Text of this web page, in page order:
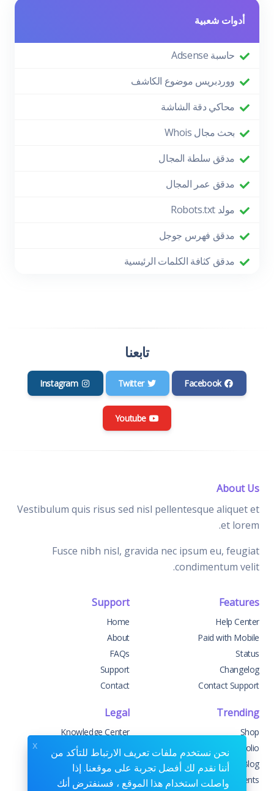
أدوات شعبية
حاسبة Adsense
ووردبريس موضوع الكاشف
محاكي دقة الشاشة
بحث مجال Whois
مدقق سلطة المجال
مدقق عمر المجال
مولد Robots.txt
مدقق فهرس جوجل
مدقق كثافة الكلمات الرئيسية
تابعنا
Facebook
Twitter
Instagram
Youtube
About Us
Vestibulum quis risus sed nisl pellentesque aliquet et
et lorem.
Fusce nibh nisl, gravida nec ipsum eu, feugiat
condimentum velit.
Features
Help Center
Paid with Mobile
Status
Changelog
Contact Support
Support
Home
About
FAQs
Support
Contact
Trending
Shop
Portfolio
Blog
Events
Legal
Knowledge Center
Custom Development
Sponsorships
Terms & Conditions
نحن نستخدم ملفات تعريف الارتباط للتأكد من
أننا نقدم لك أفضل تجربة على موقعنا. إذا
واصلت استخدام هذا الموقع ، فسنفترض أنك
x